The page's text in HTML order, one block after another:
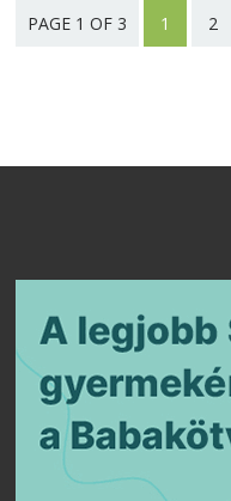
PAGE 1 OF 3 1 2